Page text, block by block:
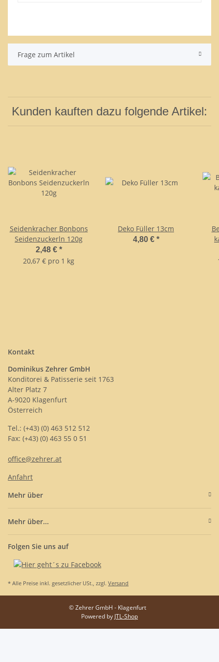
Frage zum Artikel
Kunden kauften dazu folgende Artikel:
Seidenkracher Bonbons
Seidenzuckerln 120g
2,48 € *
20,67 € pro 1 kg
Deko Füller 13cm
4,80 € *
Kontakt
Dominikus Zehrer GmbH
Konditorei & Patisserie seit 1763
Alter Platz 7
A-9020 Klagenfurt
Österreich
Tel.: (+43) (0) 463 512 512
Fax: (+43) (0) 463 55 0 51
office@zehrer.at
Anfahrt
Mehr über
Mehr über...
Folgen Sie uns auf
* Alle Preise inkl. gesetzlicher USt., zzgl. Versand
© Zehrer GmbH - Klagenfurt
Powered by JTL-Shop